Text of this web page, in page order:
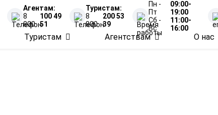
Агентам:
8
800
100 49
51
Туристам:
8
800
200 53
39
Пн -
Пт
09:00-
19:00
Сб -
Вс
11:00-
16:00
Туристам Агентствам О нас